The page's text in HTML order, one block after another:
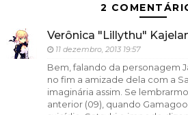
2
Verônica "Lillythu"
11 dezembro, 2013 19:57
Bem, falando da personagem
no fim a amizade dela com a
imaginária assim. Se
anterior (09), quando